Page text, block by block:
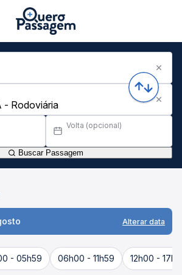
Volta (opcional)
Buscar Passagem
Alterar data
- 05h59 06h00 - 11h59 12h00 -